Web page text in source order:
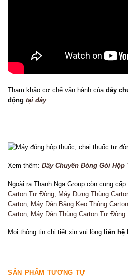
Tham khảo cơ chế vận hành của dây
động tại đây
Xem thêm: Dây Chuyền Đóng Gói Hộp
Ngoài ra Thanh Nga Group còn cung cấp
Carton Tự Động Máy Dựng Thùng
Carton Máy Dán Băng Keo Thùng Carton
Carton Máy Dán Thùng Carton Tự Động
Mọi thông tin chi tiết xin vui lòng liên hệ
SẢN PHẨM TƯƠNG TỰ